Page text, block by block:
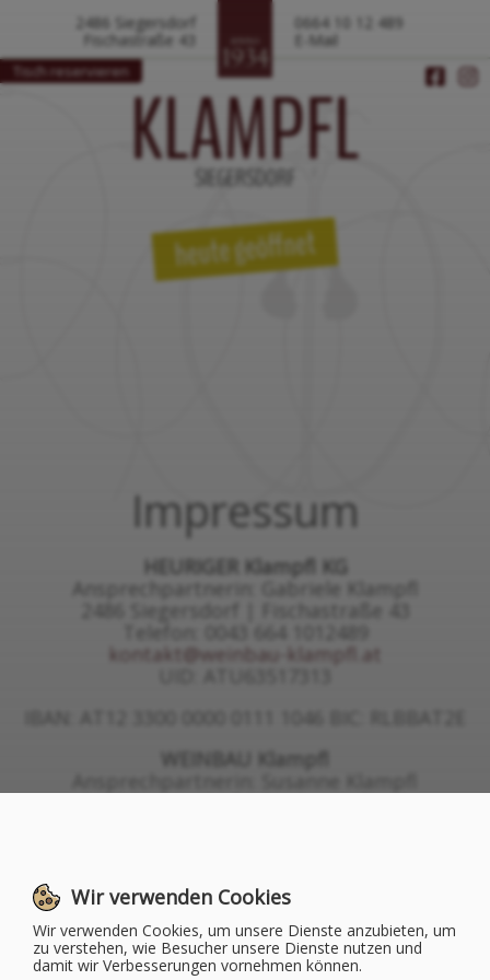
2486 Siegersdorf
Fischastraße 43
0664 10 12 489
E-Mail
Tisch reservieren
KLAMPFL
SIEGERSDORF
heute geöffnet
Impressum
HEURIGER Klampfl KG
Ansprechpartnerin: Gabriele Klampfl
2486 Siegersdorf | Fischastraße 43
Telefon: 0043 664 1012489
kontakt@weinbau-klampfl.at
IBAN: AT12 3300 0000 0111 1046 BIC: RLBBAT2E
WEINBAU Klampfl
IBAN: AT17 3300 0000 0111 1053 BIC: RLBBAT2E
Wir verwenden Cookies
Wir verwenden Cookies, um unsere Dienste anzubieten, um
zu verstehen, wie Besucher unsere Dienste nutzen und
damit wir Verbesserungen vornehmen können.